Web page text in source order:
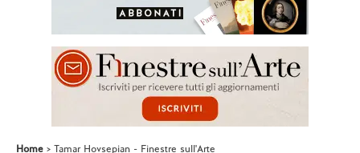
Home Tamar Hovsepian - Finestre sull'Arte